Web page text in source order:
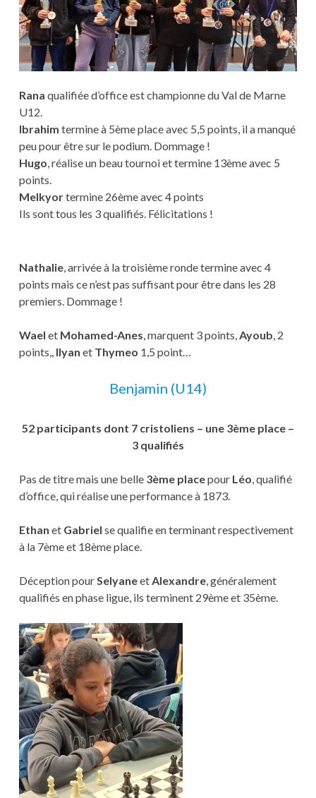
Rana qualifiée d’office est championne du Val de Marne
U12.
Ibrahim termine à 5ème place avec 5,5 points, il a manqué
peu pour être sur le podium. Dommage !
Hugo, réalise un beau tournoi et termine 13ème avec 5
points.
Melkyortermine 26ème avec 4 points
Ils sont tous les 3 qualifiés. Félicitations !
Nathalie, arrivée à la troisième ronde termine avec 4
points mais ce n’est pas suffisant pour être dans les 28
premiers. Dommage !
Wael et Mohamed-Anes, marquent 3 points,Ayoub, 2
points,, Ilyan et Thymeo 1,5 point…
Benjamin (U14)
52 participants dont 7 cristoliens – une 3ème place –
3 qualifiés
Pas de titre mais une belle 3ème placepour Léo, qualifié
d’office, qui réalise une performance à 1873.
Ethan et Gabriel se qualifie en terminant respectivement
à la 7ème et 18ème place.
Déception pourSelyaneetAlexandre, généralement
qualifiés en phase ligue, ils terminent 29ème et 35ème.